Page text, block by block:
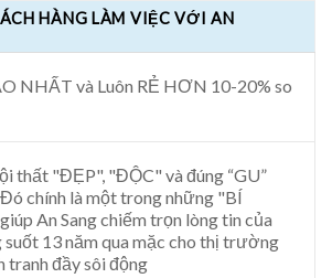
HÀNG LÀM VIỆC VỚI AN
NHẤT và Luôn RẺ HƠN 10-20% so
thất "ĐẸP", "ĐỘC" và đúng “GU”
chính là một trong những "BÍ
An Sang chiếm trọn lòng tin của
suốt 13 năm qua mặc cho thị trường
tranh đầy sôi động